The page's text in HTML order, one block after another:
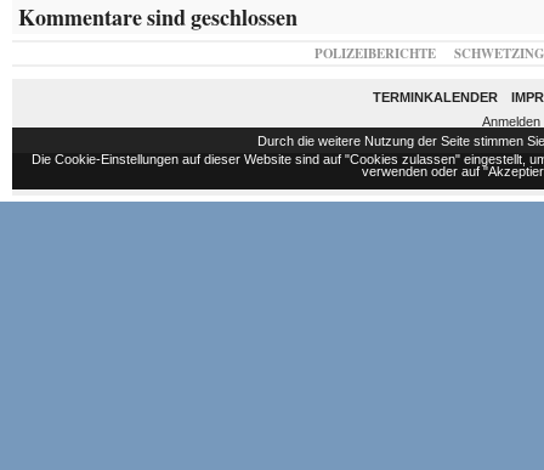
Kommentare sind geschlossen
POLIZEIBERICHTE
TERMINKALENDER
Anmelden
Durch die weitere Nutzung der Seite stimmen
Die Cookie-Einstellungen auf dieser Website sind auf "Cookies zulassen" eingestellt,
verwenden oder auf